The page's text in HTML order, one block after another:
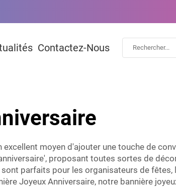
Contactez-Nous
moyen d'ajouter une touche de
proposant toutes sortes de
parfaits pour les organisateurs de fêtes,
Joyeux Anniversaire, notre bannière